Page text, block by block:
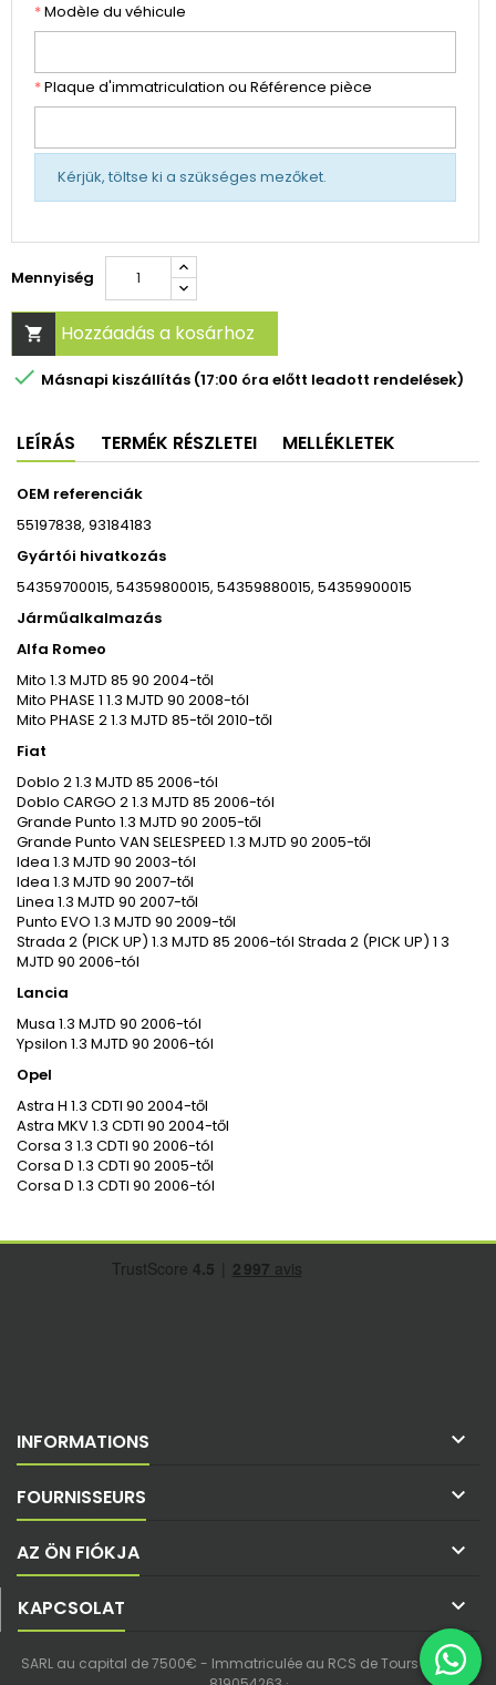
*Modèle du véhicule
*Plaque d'immatriculation ou Référence pièce
Kérjük, töltse ki a szükséges mezőket.
Mennyiség
 Hozzáadás a kosárhoz
 Másnapi kiszállítás (17:00 óra előtt leadott rendelések)
LEÍRÁS TERMÉK RÉSZLETEI MELLÉKLETEK
OEM referenciák
55197838, 93184183
Gyártói hivatkozás
54359700015, 54359800015, 54359880015, 54359900015
Járműalkalmazás
Alfa Romeo
Mito 1.3 MJTD 85 90 2004-től
Mito PHASE 1 1.3 MJTD 90 2008-tól
Mito PHASE 2 1.3 MJTD 85-től 2010-től
Fiat
Doblo 2 1.3 MJTD 85 2006-tól
Doblo CARGO 2 1.3 MJTD 85 2006-tól
Grande Punto 1.3 MJTD 90 2005-től
Grande Punto VAN SELESPEED 1.3 MJTD 90 2005-től
Idea 1.3 MJTD 90 2003-tól
Idea 1.3 MJTD 90 2007-től
Linea 1.3 MJTD 90 2007-től
Punto EVO 1.3 MJTD 90 2009-től
Strada 2 (PICK UP) 1.3 MJTD 85 2006-tól Strada 2 (PICK UP) 1 3
MJTD 90 2006-tól
Lancia
Musa 1.3 MJTD 90 2006-tól
Ypsilon 1.3 MJTD 90 2006-tól
Opel
Astra H 1.3 CDTI 90 2004-től
Astra MKV 1.3 CDTI 90 2004-től
Corsa 3 1.3 CDTI 90 2006-tól
Corsa D 1.3 CDTI 90 2005-től
Corsa D 1.3 CDTI 90 2006-tól
INFORMATIONS 
FOURNISSEURS 
AZ ÖN FIÓKJA 
KAPCSOLAT 
SARL au capital de 7500€ - Immatriculée au RCS de Tours - SIREN :